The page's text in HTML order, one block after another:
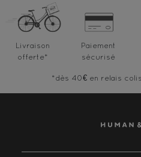
Livraison
offerte*
Paiement
sécurisé
*dès 40€ en relais